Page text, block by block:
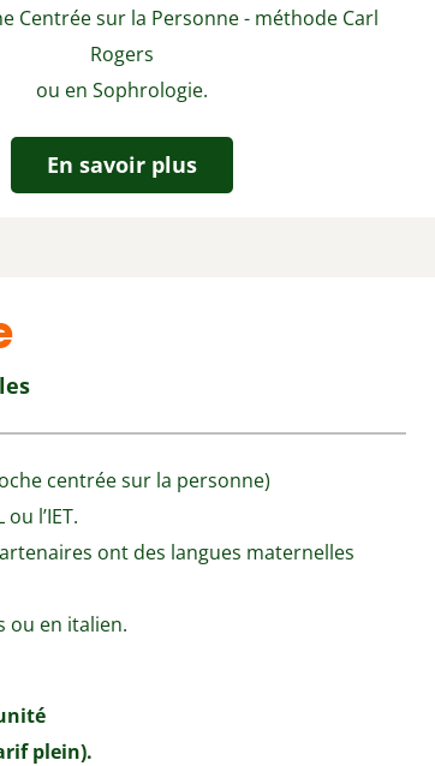
Centrée sur la Personne - méthode Carl
Rogers
ou en Sophrologie.
En savoir plus
centrée sur la personne)
l’IET.
ont des langues maternelles
ou en italien.
plein).